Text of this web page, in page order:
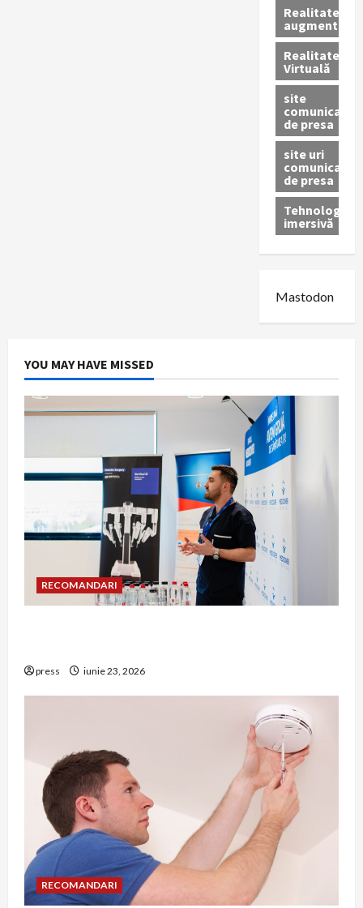
Realitatea
augmentată
Realitatea
Virtuală
site
comunicate
de presa
site uri
comunicate
de presa
Tehnologie
imersivă
Mastodon
YOU MAY HAVE MISSED
RECOMANDARI
press iunie 23, 2026
RECOMANDARI